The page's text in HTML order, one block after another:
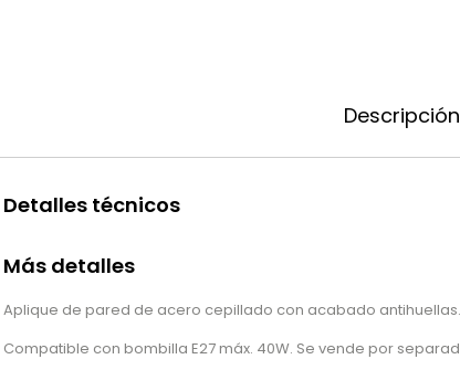
Descripción
Detalles técnicos
Más detalles
Aplique de pared de acero cepillado con acabado antihuellas.
Compatible con bombilla E27 máx. 40W. Se vende por